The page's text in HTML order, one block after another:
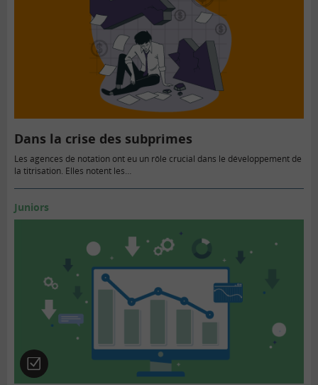
Dans la crise des subprimes
Les agences de notation ont eu un rôle crucial dans le développement de
la titrisation. Elles notent les…
Juniors
Quiz